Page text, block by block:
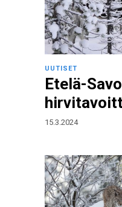
UUTISET
Etelä-
15.3.2024